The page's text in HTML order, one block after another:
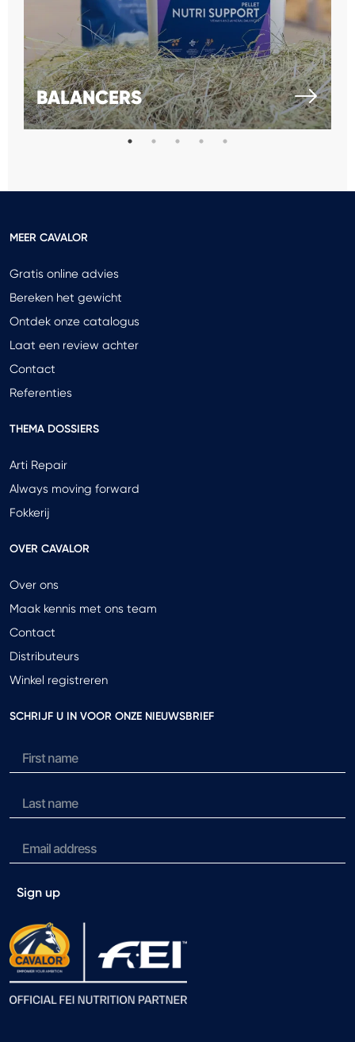
BALANCERS
MEER CAVALOR
Gratis online advies
Bereken het gewicht
Ontdek onze catalogus
Laat een review achter
Contact
Referenties
THEMA DOSSIERS
Arti Repair
Always moving forward
Fokkerij
OVER CAVALOR
Over ons
Maak kennis met ons team
Contact
Distributeurs
Winkel registreren
SCHRIJF U IN VOOR ONZE NIEUWSBRIEF
Sign up